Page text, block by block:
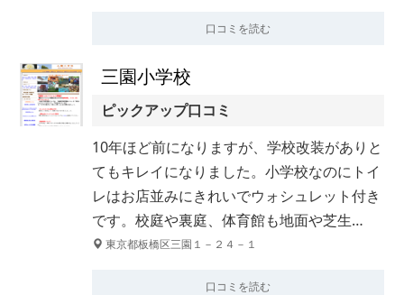
口コミを読む
三園小学校
ピックアップ口コミ
10年ほど前になりますが、学校改装がありと
てもキレイになりました。小学校なのにトイ
レはお店並みにきれいでウォシュレット付き
です。校庭や裏庭、体育館も地面や芝生…
東京都板橋区三園１－２４－１
口コミを読む